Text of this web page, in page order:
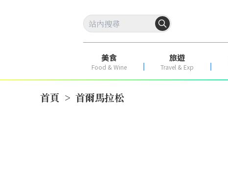
美食
Food & Wine
旅遊
Travel & Exp
首頁 > 首爾馬拉松